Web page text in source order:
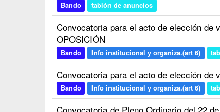
Bando tablón de anuncios
Convocatoria para el acto de elección de
OPOSICIÓN
Bando Info institucional y organiza.(art 6)
Convocatoria para el acto de elección de
Bando Info institucional y organiza.(art 6)